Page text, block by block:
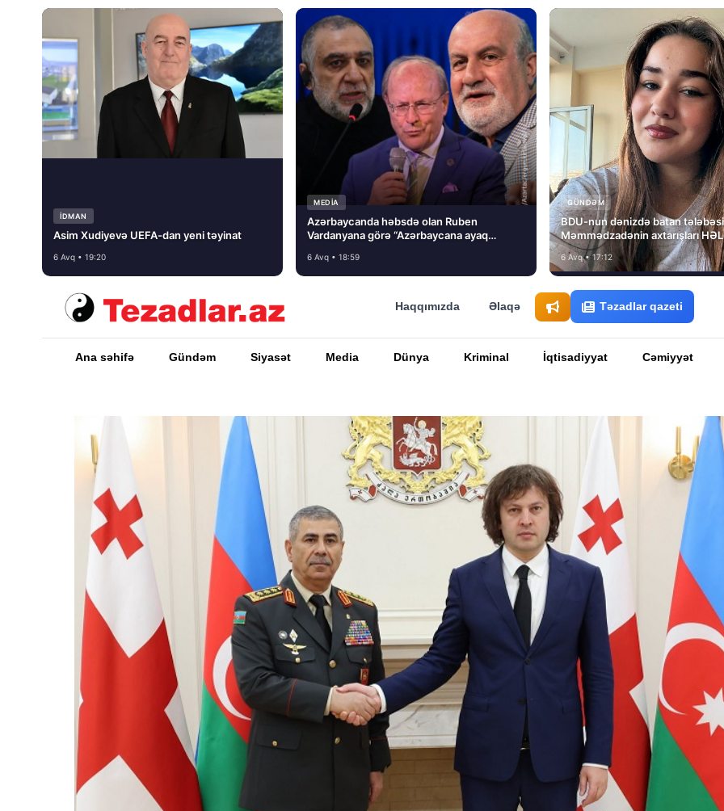
İDMAN
Asim Xudiyevə UEFA-dan yeni təyinat
6 Avq • 19:20
MEDİA
Azərbaycanda həbsdə olan Ruben
Vardanyana görə “Azərbaycana ayaq
6 Avq • 18:59
GÜNDƏM
BDU-nun dənizdə batan
Məmmədzadənin axtarışları
NƏTİCƏSİZ QALIB!
6 Avq • 17:12
Haqqımızda Əlaqə Təzadlar qazeti
Ana səhifə Gündəm Siyasət Media Dünya Kriminal İqtisadiyyat Cəmiyyət